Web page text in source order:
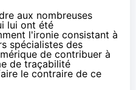
aux nombreuses
lui ont été
l'ironie consistant à
spécialistes des
de contribuer à
de traçabilité
le contraire de ce